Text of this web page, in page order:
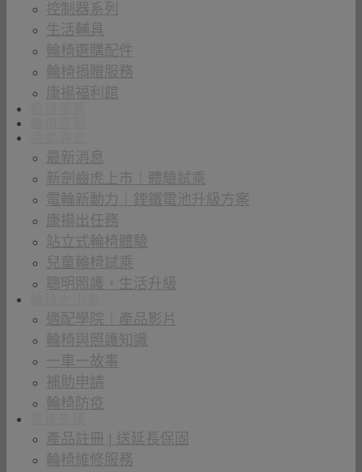
控制器系列
生活輔具
輪椅選購配件
輪椅捐贈服務
康揚福利館
最新消息
新劍齒虎上市｜體驗試乘
電輪新動力｜鋰鐵電池升級方案
康揚出任務
站立式輪椅體驗
兒童輪椅試乘
聰明照護，生活升級
適配學院｜產品影片
輪椅與照護知識
一車一故事
補助申請
輪椅防疫
產品註冊 | 送延長保固
輪椅維修服務